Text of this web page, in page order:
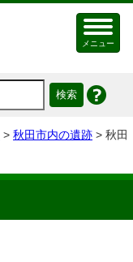
メニュー
> 秋田市内の遺跡 > 秋田